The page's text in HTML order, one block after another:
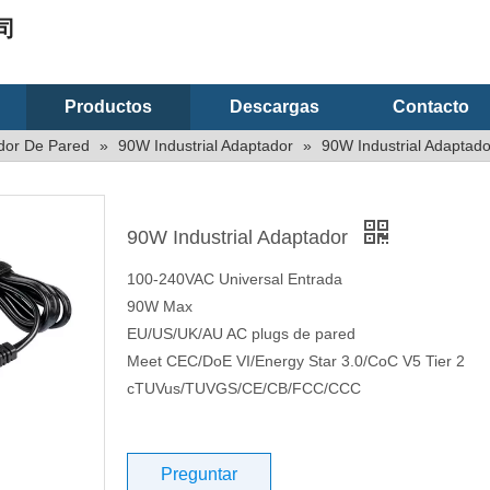
Productos Descargas Contacto
De Pared » 90W Industrial Adaptador » 90W Industrial
90W Industrial Adaptador
100-240VAC Universal Entrada
90W Max
EU/US/UK/AU AC plugs de pared
Meet CEC/DoE VI/Energy Star 3.0/CoC V5 Tier 2
cTUVus/TUVGS/CE/CB/FCC/CCC
Preguntar